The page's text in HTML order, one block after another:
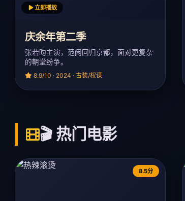
立即播放
庆余年第二季
张若昀主演，范闲回归京都，面对更复杂
的朝堂纷争。
8.9/10 · 2024 · 古装/权谋
🎬 热门电影
8.5分